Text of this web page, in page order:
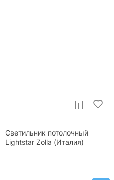
Светильник потолочный
Lightstar Zolla (Италия)